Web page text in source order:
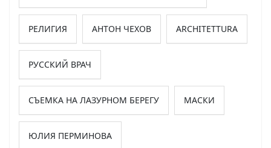
РЕЛИГИЯ АНТОН ЧЕХОВ ARCHITETTURA
РУССКИЙ ВРАЧ
СЪЕМКА НА ЛАЗУРНОМ БЕРЕГУ МАСКИ
ЮЛИЯ ПЕРМИНОВА